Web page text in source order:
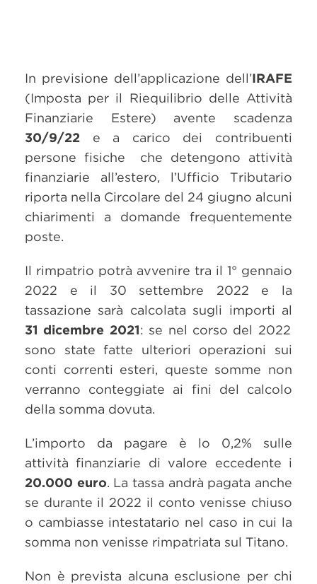
In previsione dell’applicazione dell’IRAFE
(Imposta per il Riequilibrio delle Attività
Finanziarie Estere) avente scadenza
30/9/22 e a carico dei contribuenti
persone fisiche che detengono attività
finanziarie all’estero, l’Ufficio Tributario
riporta nella Circolare del 24 giugno alcuni
chiarimenti a domande frequentemente
poste.
Il rimpatrio potrà avvenire tra il 1° gennaio
2022 e il 30 settembre 2022 e la
tassazione sarà calcolata sugli importi al
31 dicembre 2021: se nel corso del 2022
sono state fatte ulteriori operazioni sui
conti correnti esteri, queste somme non
verranno conteggiate ai fini del calcolo
della somma dovuta.
L’importo da pagare è lo 0,2% sulle
attività finanziarie di valore eccedente i
20.000 euro. La tassa andrà pagata anche
se durante il 2022 il conto venisse chiuso
o cambiasse intestatario nel caso in cui la
somma non venisse rimpatriata sul Titano.
Non è prevista alcuna esclusione per chi